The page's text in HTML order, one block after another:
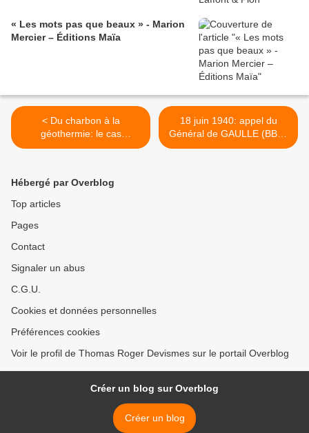
« Les mots pas que beaux » - Marion
Mercier – Éditions Maïa
< Du charbon à la
géothermie: le cas
néerlandais (Heerlen)
18 juin 1940: appel du
Général de GAULLE (BBC)
>
Hébergé par Overblog
Top articles
Pages
Contact
Signaler un abus
C.G.U.
Cookies et données personnelles
Préférences cookies
Voir le profil de Thomas Roger Devismes sur le portail Overblog
Créer un blog sur Overblog
Créer un blog